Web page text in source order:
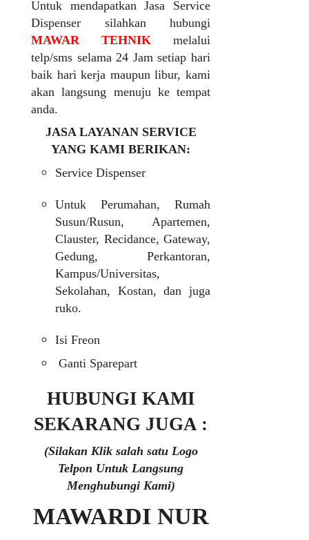
Untuk mendapatkan Jasa Service
Dispenser silahkan hubungi
MAWAR TEHNIK melalui
telp/sms selama 24 Jam setiap hari
baik hari kerja maupun libur, kami
akan langsung menuju ke tempat
anda.
JASA LAYANAN SERVICE
YANG KAMI BERIKAN:
Service Dispenser
Untuk Perumahan, Rumah
Susun/Rusun, Apartemen,
Clauster, Recidance, Gateway,
Gedung, Perkantoran,
Kampus/Universitas,
Sekolahan, Kostan, dan juga
ruko.
Isi Freon
Ganti Sparepart
HUBUNGI KAMI
SEKARANG JUGA :
(Silakan Klik salah satu Logo
Telpon Untuk Langsung
Menghubungi Kami)
MAWARDI NUR